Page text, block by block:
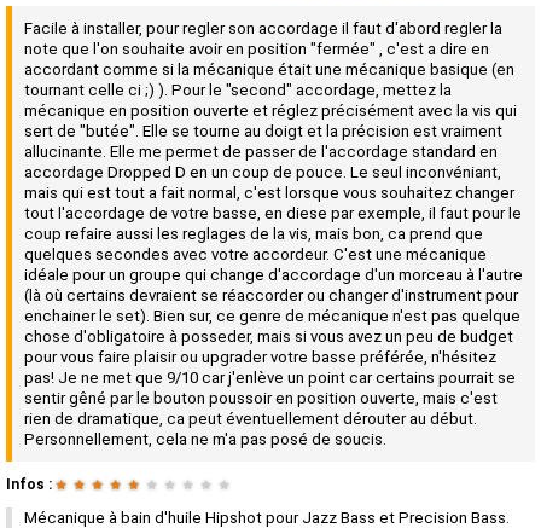
Facile à installer, pour regler son accordage il faut d'abord regler la
note que l'on souhaite avoir en position "fermée" , c'est a dire en
accordant comme si la mécanique était une mécanique basique (en
tournant celle ci ;) ). Pour le "second" accordage, mettez la
mécanique en position ouverte et réglez précisément avec la vis qui
sert de "butée". Elle se tourne au doigt et la précision est vraiment
allucinante. Elle me permet de passer de l'accordage standard en
accordage Dropped D en un coup de pouce. Le seul inconvéniant,
mais qui est tout a fait normal, c'est lorsque vous souhaitez changer
tout l'accordage de votre basse, en diese par exemple, il faut pour le
coup refaire aussi les reglages de la vis, mais bon, ca prend que
quelques secondes avec votre accordeur. C'est une mécanique
idéale pour un groupe qui change d'accordage d'un morceau à l'autre
(là où certains devraient se réaccorder ou changer d'instrument pour
enchainer le set). Bien sur, ce genre de mécanique n'est pas quelque
chose d'obligatoire à posseder, mais si vous avez un peu de budget
pour vous faire plaisir ou upgrader votre basse préférée, n'hésitez
pas! Je ne met que 9/10 car j'enlève un point car certains pourrait se
sentir gêné par le bouton poussoir en position ouverte, mais c'est
rien de dramatique, ca peut éventuellement dérouter au début.
Personnellement, cela ne m'a pas posé de soucis.
Infos : ★ ★ ★ ★ ★ ★ ★ ★ ★ ★
Mécanique à bain d'huile Hipshot pour Jazz Bass et Precision Bass.